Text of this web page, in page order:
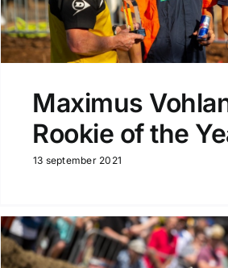
Maximus
Rookie of the
13 september 2021